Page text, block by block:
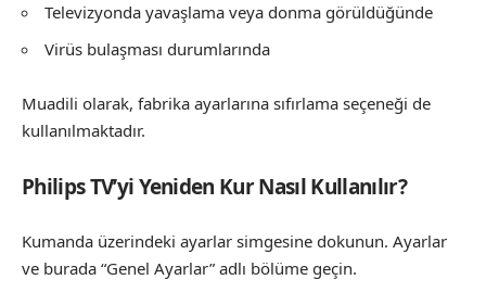
Televizyonda yavaşlama veya donma görüldüğünde
Virüs bulaşması durumlarında
Muadili olarak, fabrika ayarlarına sıfırlama seçeneği de
kullanılmaktadır.
Philips TV’yi Yeniden Kur Nasıl Kullanılır?
Kumanda üzerindeki ayarlar simgesine dokunun. Ayarlar
ve burada “Genel Ayarlar” adlı bölüme geçin.